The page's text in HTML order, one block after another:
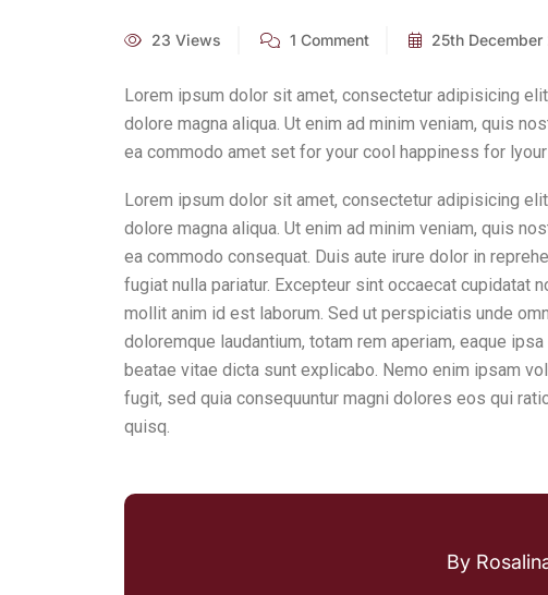
23 Views 1 Comment 25th December
Lorem ipsum dolor sit amet, consectetur adipisicing
dolore magna aliqua. Ut enim ad minim veniam, quis
ea commodo amet set for your cool happiness for
Lorem ipsum dolor sit amet, consectetur adipisicing
dolore magna aliqua. Ut enim ad minim veniam, quis
ea commodo consequat. Duis aute irure dolor in
fugiat nulla pariatur. Excepteur sint occaecat cupidatat
mollit anim id est laborum. Sed ut perspiciatis unde
doloremque laudantium, totam rem aperiam, eaque
beatae vitae dicta sunt explicabo. Nemo enim ipsam
fugit, sed quia consequuntur magni dolores eos qui
quisq.
By